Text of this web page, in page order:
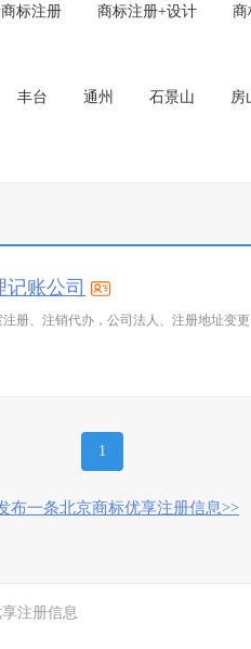
商标注册 商标注册+设计 商
丰台 通州 石景山 房
账公司
册、注销代办，公司法人、注册地址变
1
布一条北京商标优享注册信息>>
注册信息